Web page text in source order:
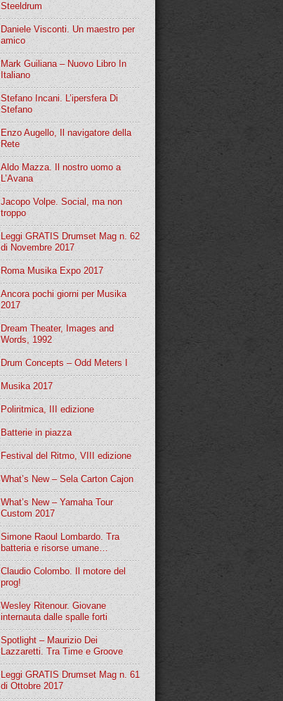
Steeldrum
Daniele Visconti. Un maestro per
amico
Mark Guiliana – Nuovo Libro In
Italiano
Stefano Incani. L’ipersfera Di
Stefano
Enzo Augello, Il navigatore della
Rete
Aldo Mazza. Il nostro uomo a
L’Avana
Jacopo Volpe. Social, ma non
troppo
Leggi GRATIS Drumset Mag n. 62
di Novembre 2017
Roma Musika Expo 2017
Ancora pochi giorni per Musika
2017
Dream Theater, Images and
Words, 1992
Drum Concepts – Odd Meters I
Musika 2017
Poliritmica, III edizione
Batterie in piazza
Festival del Ritmo, VIII edizione
What’s New – Sela Carton Cajon
What’s New – Yamaha Tour
Custom 2017
Simone Raoul Lombardo. Tra
batteria e risorse umane…
Claudio Colombo. Il motore del
prog!
Wesley Ritenour. Giovane
internauta dalle spalle forti
Spotlight – Maurizio Dei
Lazzaretti. Tra Time e Groove
Leggi GRATIS Drumset Mag n. 61
di Ottobre 2017